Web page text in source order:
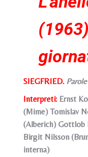
SIEGFRIED.
Interpreti: Ernst
(Mime) Tomislav
(Alberich) Gottlob
Birgit Nilsson
interna)